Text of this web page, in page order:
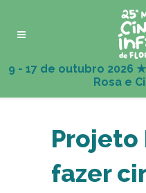
Projeto
fazer